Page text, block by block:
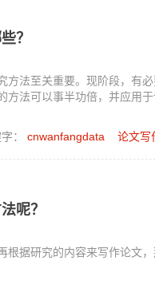
？
方法至关重要。现阶段，有
方法可以事半功倍，并应用
： cnwanfangdata 论文写
呢？
根据研究的内容来写作论文